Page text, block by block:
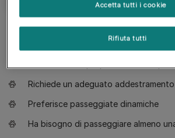
Cosa ti serve
Richiede un adeguato addestramento
Preferisce passeggiate dinamiche
Ha bisogno di passeggiare almeno
Rifiuta tutti
Accetta tutti i cookie